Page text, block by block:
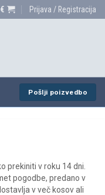
€ Prijava / Registracija
Pošlji poizvedbo
prekiniti v roku 14 dni.
pogodbe, predano v
v več kosov ali